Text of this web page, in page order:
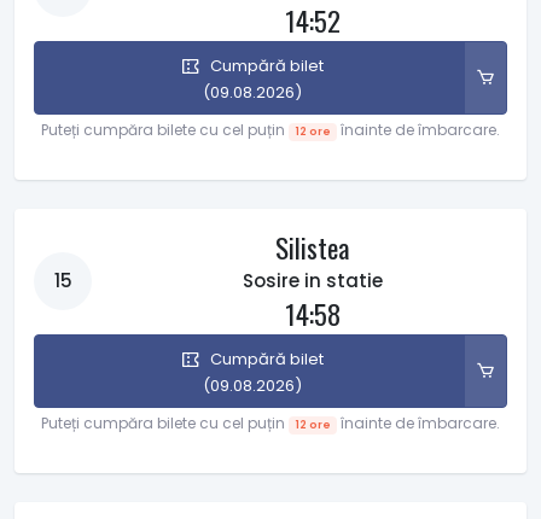
14:52
Cumpără bilet
(09.08.2026)
Puteți cumpăra bilete cu cel puțin 12 ore înainte de îmbarcare.
15
Silistea
Sosire in statie
14:58
Cumpără bilet
(09.08.2026)
Puteți cumpăra bilete cu cel puțin 12 ore înainte de îmbarcare.